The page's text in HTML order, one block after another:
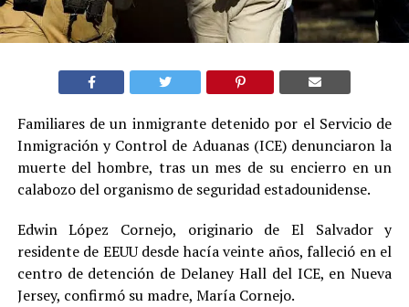
Familiares de un inmigrante detenido por el Servicio de
Inmigración y Control de Aduanas (ICE) denunciaron la
muerte del hombre, tras un mes de su encierro en un
calabozo del organismo de seguridad estadounidense.
Edwin López Cornejo, originario de El Salvador y
residente de EEUU desde hacía veinte años, falleció en el
centro de detención de Delaney Hall del ICE, en Nueva
Jersey, confirmó su madre, María Cornejo.